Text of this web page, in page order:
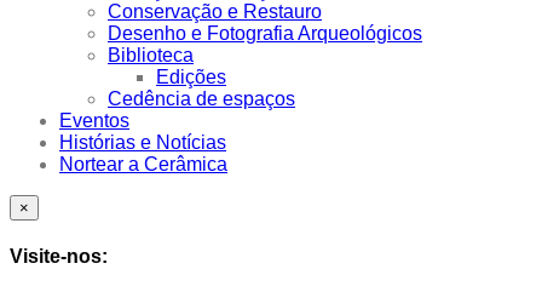
Conservação e Restauro
Desenho e Fotografia Arqueológicos
Biblioteca
Edições
Cedência de espaços
Eventos
Histórias e Notícias
Nortear a Cerâmica
×
Visite-nos: